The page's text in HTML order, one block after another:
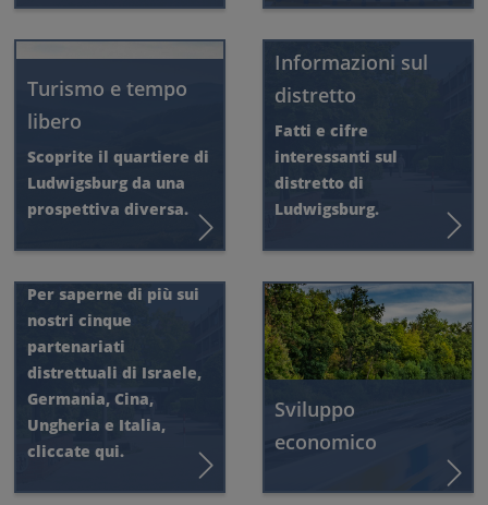
Turismo e tempo
libero
Scoprite il quartiere di
Ludwigsburg da una
prospettiva diversa.
Informazioni sul
distretto
Fatti e cifre
interessanti sul
distretto di
Ludwigsburg.
Partenariati
Per saperne di più sui
nostri cinque
partenariati
distrettuali di Israele,
Germania, Cina,
Ungheria e Italia,
cliccate qui.
Sviluppo
economico